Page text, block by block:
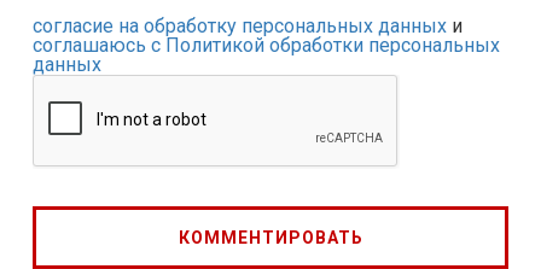
согласие на обработку персональных данных и
соглашаюсь с Политикой обработки персональных
данных